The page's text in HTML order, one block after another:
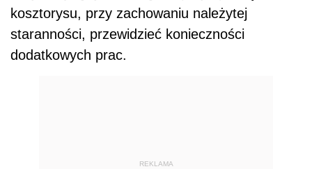
kosztorysu, przy zachowaniu należytej
staranności, przewidzieć konieczności
dodatkowych prac.
REKLAMA